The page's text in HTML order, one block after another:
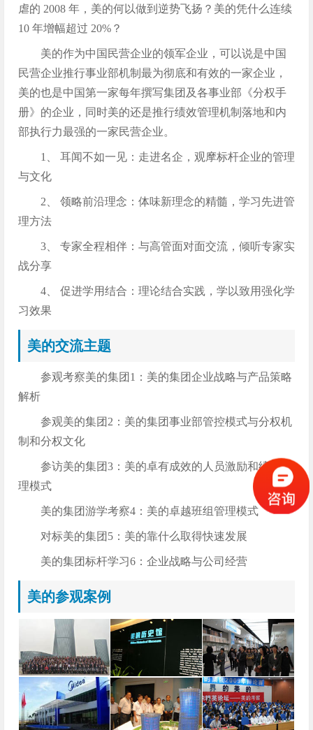
虐的 2008 年，美的何以做到逆势飞扬？美的凭什么连续
10 年增幅超过 20%？
美的作为中国民营企业的领军企业，可以说是中国
民营企业推行事业部机制最为彻底和有效的一家企业，
美的也是中国第一家每年撰写集团及各事业部《分权手
册》的企业，同时美的还是推行绩效管理机制落地和内
部执行力最强的一家民营企业。
1、 耳闻不如一见：走进名企，观摩标杆企业的管理
与文化
2、 领略前沿理念：体味新理念的精髓，学习先进管
理方法
3、 专家全程相伴：与高管面对面交流，倾听专家实
战分享
4、 促进学用结合：理论结合实践，学以致用强化学
习效果
美的交流主题
参观考察美的集团1：美的集团企业战略与产品策略
解析
参观美的集团2：美的集团事业部管控模式与分权机
制和分权文化
参访美的集团3：美的卓有成效的人员激励和绩效管
理模式
美的集团游学考察4：美的卓越班组管理模式
对标美的集团5：美的靠什么取得快速发展
美的集团标杆学习6：企业战略与公司经营
美的参观案例